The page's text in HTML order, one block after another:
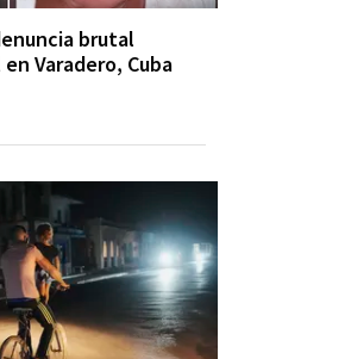
brutal
Varadero, Cuba